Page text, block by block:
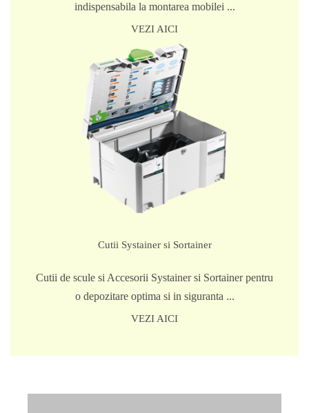
indispensabila la montarea mobilei ...
VEZI AICI
Cutii Systainer si Sortainer
Cutii de scule si Accesorii Systainer si Sortainer pentru
o depozitare optima si in siguranta ...
VEZI AICI